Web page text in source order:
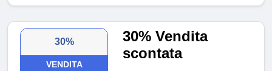
30%
VENDITA
30% Vendita
scontata